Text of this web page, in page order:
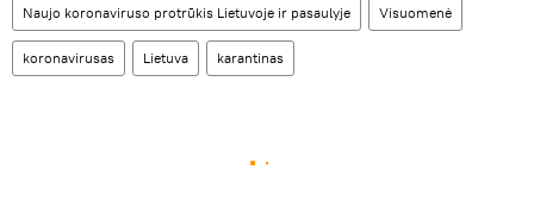
Naujo koronaviruso protrūkis Lietuvoje ir pasaulyje Visuomenė
koronavirusas Lietuva karantinas